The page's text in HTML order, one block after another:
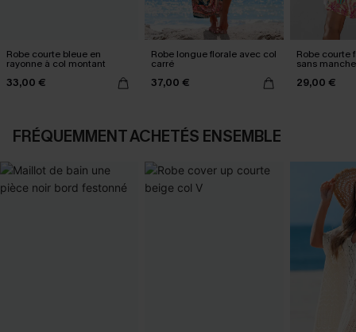
Robe courte bleue en
rayonne à col montant
33,00 €
Robe longue florale avec col
carré
37,00 €
Robe courte
sans
29,00 €
FRÉQUEMMENT ACHETÉS ENSEMBLE